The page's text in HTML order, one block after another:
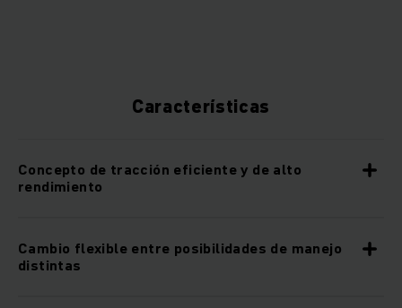
Características
Concepto de tracción eficiente y de alto
rendimiento
Cambio flexible entre posibilidades de manejo
distintas